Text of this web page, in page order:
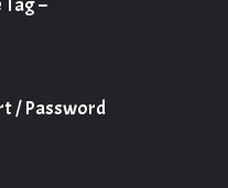
/ Password